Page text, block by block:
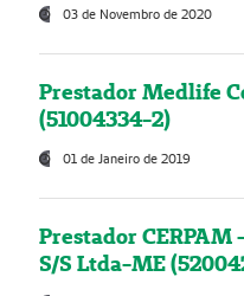
03 de Novembro de 2020
Prestador Medlife
(51004334-2)
01 de Janeiro de 2019
Prestador CERPAM
S/S Ltda-ME